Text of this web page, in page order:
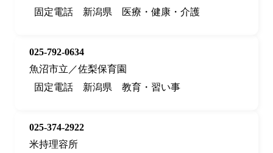
固定電話
新潟県 医療・健康・介護
025-792-0634
魚沼市立／佐梨保育園
固定電話
新潟県 教育・習い事
025-374-2922
米持理容所